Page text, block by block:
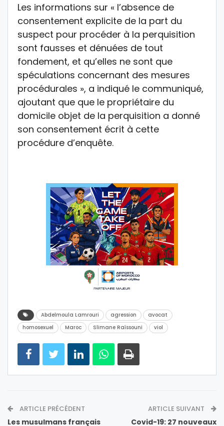
Les informations sur « l’absence de
consentement explicite de la part du
suspect pour procéder à la perquisition
sont fausses et dénuées de tout
fondement, et qu’elles ne sont que
spéculations concernant des mesures
procédurales », a indiqué le communiqué,
ajoutant que que le propriétaire du
domicile objet de la perquisition a donné
son consentement écrit à cette
procédure d’enquête.
Abdelmoula Lamrouri agression
avocat
homosexuel
Maroc Slimane Raïssouni viol
ARTICLE PRÉCÉDENT
Les musulmans français
ARTICLE SUIVANT
Covid-19: 27 nouveaux